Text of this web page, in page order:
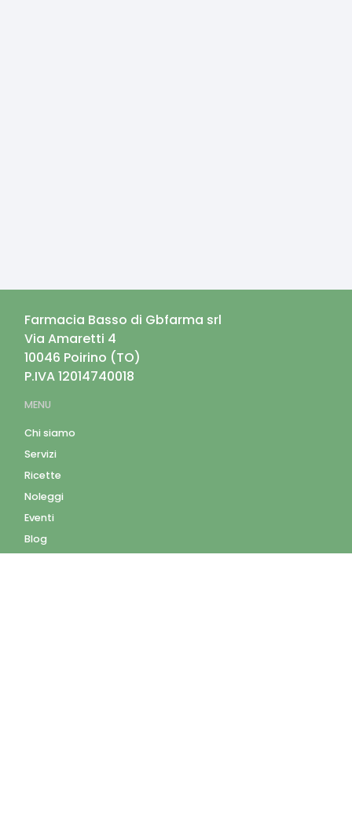
Farmacia Basso di Gbfarma srl
Via Amaretti 4
10046 Poirino (TO)
P.IVA12014740018
MENU
Chi siamo
Servizi
Ricette
Noleggi
Eventi
Blog